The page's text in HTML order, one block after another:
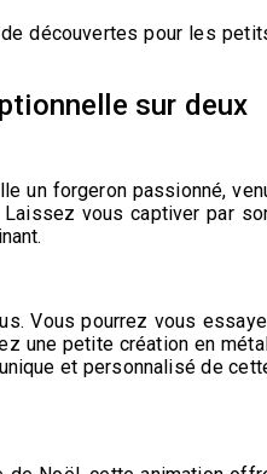
découvertes pour les
sur deux
un forgeron passionné,
vous captiver par
. Vous pourrez vous
une petite création en
et personnalisé de